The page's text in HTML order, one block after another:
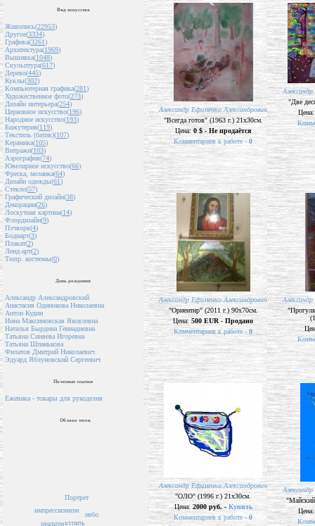
Вид искусства
Живопись(22953)
Другое(3334)
Графика(3261)
Архитектура(1969)
Вышивка(1048)
Скульптура(617)
Дерево(445)
Куклы(302)
Компьютерная графика(281)
Художественное фото(273)
Дизайн интерьера(254)
Церковное искусство(196)
Народное искусство(193)
Бижутерия(119)
Текстиль (батик)(107)
Керамика(105)
Витражи(103)
Аэрография(74)
Ювелирное искусство(66)
Фреска, мозаика(64)
Дизайн одежды(61)
Стекло(57)
Графический дизайн(38)
Декорации(26)
Лоскутная картина(14)
Флордизайн(9)
Пэчворк(4)
Бодиарт(3)
Плакат(2)
Ленд-арт(2)
Театр. костюмы(0)
День рождения
Александр Александровский
Анастасия Одинокова Николаевна
Антон Кудин
Инна Максимовская Яковлевна
Наталья Бырдина Геннадиевна
Татьяна Синяева Игоревна
Татьяна Шпанькова
Филатов Дмитрий Николаевич
Эдуард Яблуновский Сергеевич
Полезные ссылки
Ежевика - товары для рукоделия
Облако тегов
купить
реализм
небо
импрессионизм
Портрет
Александр Ефименко Александрович
"Всегда готов" (1963 г.) 21х30см.
Цена:0 $ - Не продаётся
Комментариев к работе - 0
"Две
Александр Ефименко Александрович
"Ориентир" (2011 г.) 90х70см.
Цена:500 EUR - Продано
Комментариев к работе -0
Александр Ефименко Александрович
"ОЛО" (1996 г.) 21х30см.
Цена: 2000 руб. -Купить
Комментариев к работе - 0